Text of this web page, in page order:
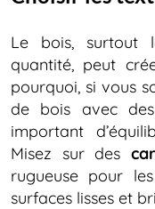
Le bois, surtout
quantité, peut
pourquoi, si vous
de bois avec
important
Misez sur des
rugueuse pour
surfaces lisses et